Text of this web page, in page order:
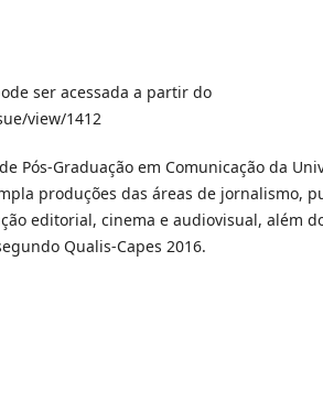
ser acessada a partir do
view/1412
Pós-Graduação em Comunicação da
produções das áreas de jornalismo,
editorial, cinema e audiovisual, além
Qualis-Capes 2016.